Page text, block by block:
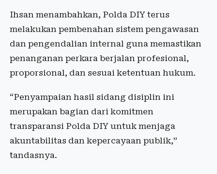
Ihsan menambahkan, Polda DIY terus
melakukan pembenahan sistem pengawasan
dan pengendalian internal guna memastikan
penanganan perkara berjalan profesional,
proporsional, dan sesuai ketentuan hukum.
“Penyampaian hasil sidang disiplin ini
merupakan bagian dari komitmen
transparansi Polda DIY untuk menjaga
akuntabilitas dan kepercayaan publik,”
tandasnya.